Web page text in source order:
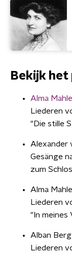
Bekijk het
Alma
Liederen
"Die stille
Alexander
Gesänge
zum
Alma
Liederen
"In meines
Alban Berg
Liederen